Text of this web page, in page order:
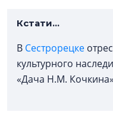
Кстати...
В Сестрорецке
культурного
«Дача Н.М.